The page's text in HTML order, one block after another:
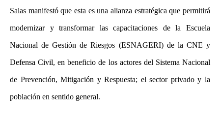
Salas manifestó que esta es una alianza estratégica que permitirá
modernizar y transformar las capacitaciones de la Escuela
Nacional de Gestión de Riesgos (ESNAGERI) de la CNE y
Defensa Civil, en beneficio de los actores del Sistema Nacional
de Prevención, Mitigación y Respuesta; el sector privado y la
población en sentido general.